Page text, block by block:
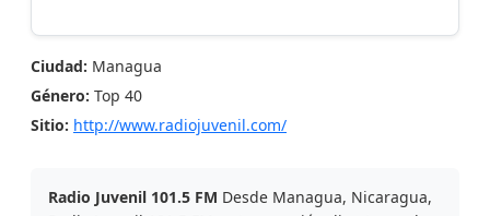
Ciudad: Managua
Género: Top 40
Sitio: http://www.radiojuvenil.com/
Radio Juvenil 101.5 FM Desde Managua, Nicaragua,